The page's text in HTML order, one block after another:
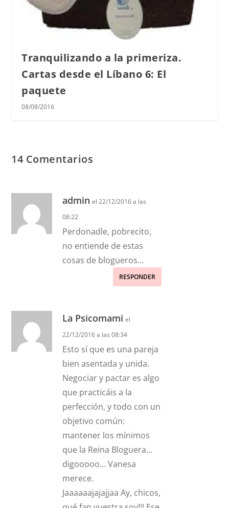
Tranquilizando a la primeriza.
Cartas desde el Líbano 6: El
paquete
08/08/2016
14 Comentarios
admin el 22/12/2016 a las
08:22
Perdonadle, pobrecito,
no entiende de estas
cosas de blogueros…
RESPONDER
La Psicomami el
22/12/2016 a las 08:34
Esto sí que es una pareja
bien asentada y unida.
Negociar y pactar es algo
que practicáis a la
perfección, y todo con un
objetivo común:
mantener los mínimos
que la Reina Bloguera…
digooooo… Vanesa
merece.
Jaaaaaajajajjaa Ay, chicos,